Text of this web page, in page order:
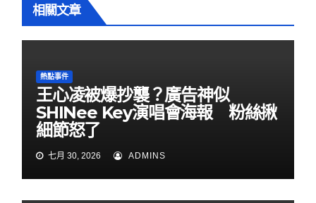
相關文章
熱點事件
王心凌被爆抄襲？廣告神似
SHINee Key演唱會海報 粉絲揪
細節怒了
七月 30, 2026 ADMINS